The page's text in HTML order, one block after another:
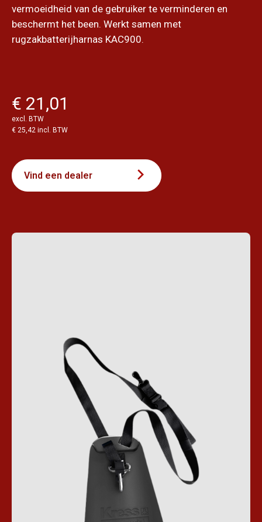
vermoeidheid van de gebruiker te verminderen en
beschermt het been. Werkt samen met
rugzakbatterijharnas KAC900.
€ 21,01
excl. BTW
€ 25,42 incl. BTW
Vind een dealer